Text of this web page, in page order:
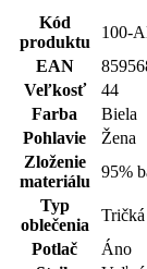
materiálu
Typ
oblečenia
Potlač
Áno
Strih
Voľný
Kľúčové
vlastnosti
Nie je
Spolupráca
Hodnotenie
Tento produkt